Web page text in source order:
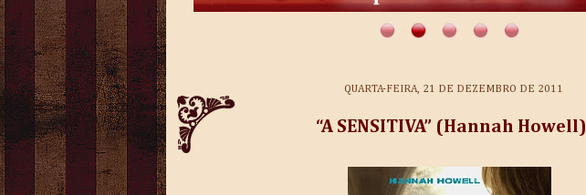
QUARTA-FEIRA, 21 DE DEZEMBRO DE 2011
“A SENSITIVA” (Hannah Howell)